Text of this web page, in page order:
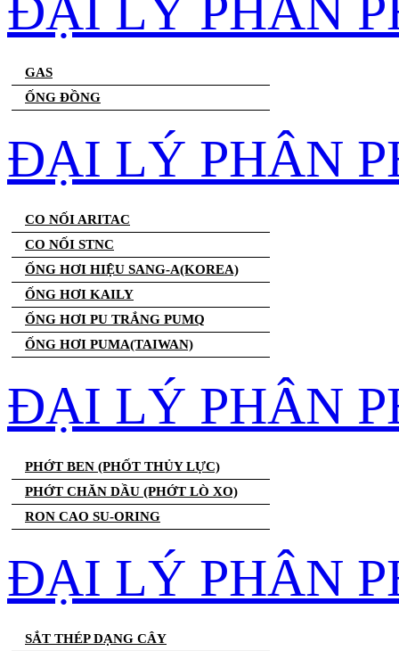
GAS
ỐNG ĐỒNG
ĐẠI LÝ PHÂN
CO NỐI ARITAC
CO NỐI STNC
ỐNG HƠI HIỆU SANG-A(KOREA)
ỐNG HƠI KAILY
ỐNG HƠI PU TRẮNG PUMQ
ỐNG HƠI PUMA(TAIWAN)
ĐẠI LÝ PHÂN
PHỚT BEN (PHỐT THỦY LỰC)
PHỚT CHĂN DẦU (PHỚT LÒ XO)
RON CAO SU-ORING
ĐẠI LÝ PHÂN
SẮT THÉP DẠNG CÂY